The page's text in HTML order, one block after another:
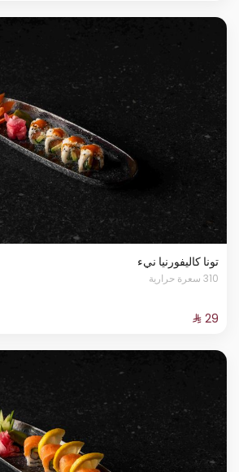
تونا كاليفورنيا نيء
310 سعرة حرارية